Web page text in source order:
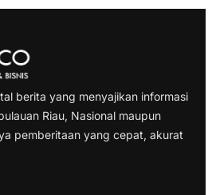
berita yang menyajikan informasi
Riau, Nasional maupun
pemberitaan yang cepat, akurat